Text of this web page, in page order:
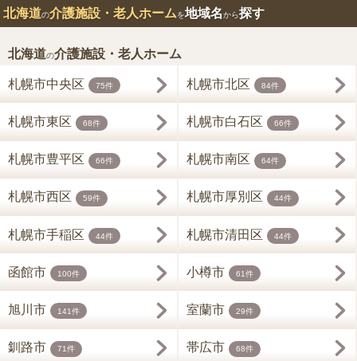
北海道の介護施設・老人ホームを地域名から探す
北海道の介護施設・老人ホーム
札幌市中央区 75件 札幌市北区 84件
札幌市東区 68件 札幌市白石区 66件
札幌市豊平区 66件 札幌市南区 64件
札幌市西区 59件 札幌市厚別区 44件
札幌市手稲区 44件 札幌市清田区 44件
函館市 100件 小樽市 61件
旭川市 141件 室蘭市 29件
釧路市 71件 帯広市 68件